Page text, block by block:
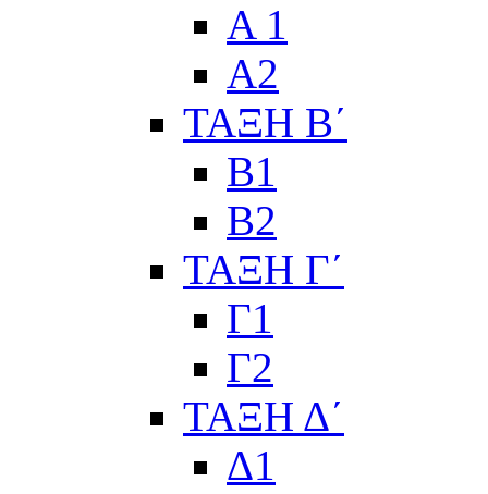
Α 1
Α2
ΤΑΞΗ Β΄
Β1
Β2
ΤΑΞΗ Γ΄
Γ1
Γ2
ΤΑΞΗ Δ΄
Δ1